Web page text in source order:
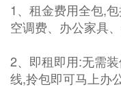
1、租金费用全包,
空调费、办公家具
2、即租即用:无需
线,拎包即可马上办